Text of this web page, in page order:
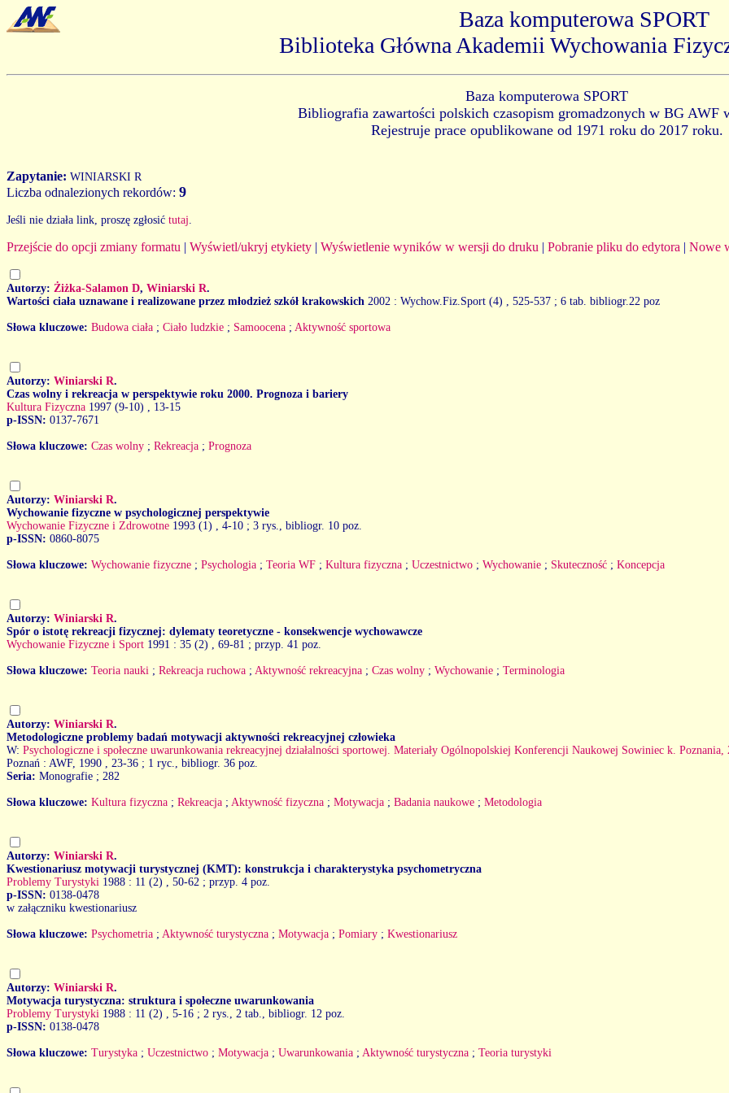
Baza komputerowa SPORT
Biblioteka Główna Akademii Wychowania
Baza komputerowa SPORT
Bibliografia zawartości polskich czasopism gromadzonych w BG AWF
Rejestruje prace opublikowane od 1971 roku do 2017 roku.
Zapytanie: WINIARSKI R
Liczba odnalezionych rekordów: 9
Jeśli nie działa link, proszę zgłosić tutaj
Przejście do opcji zmiany formatu | Wyświetl/ukryj etykiety | Wyświetlenie wyników w wersji do druku | Pobranie pliku do edytora | Nowe
Autorzy: Żiżka-Salamon D, Winiarski R.
Wartości ciała uznawane i realizowane przez młodzież szkół krakowskich 2002 : Wychow.Fiz.Sport (4) , 525-537 ; 6 tab. bibliogr.22 poz
Słowa kluczowe: Budowa ciała ; Ciało ludzkie ; Samoocena ; Aktywność sportowa
Autorzy: Winiarski R.
Czas wolny i rekreacja w perspektywie roku 2000. Prognoza i bariery
Kultura Fizyczna 1997 (9-10)
, 13-15
p-ISSN: 0137-7671
Słowa kluczowe: Czas wolny ; Rekreacja ; Prognoza
Autorzy: Winiarski R.
Wychowanie fizyczne w psychologicznej perspektywie
Wychowanie Fizyczne i Zdrowotne 1993 (1)
, 4-10 ; 3 rys., bibliogr. 10 poz.
p-ISSN: 0860-8075
Słowa kluczowe: Wychowanie fizyczne ; Psychologia ; Teoria WF ; Kultura fizyczna ; Uczestnictwo ; Wychowanie ; Skuteczność ; Koncepcja
Autorzy: Winiarski R.
Spór o istotę rekreacji fizycznej: dylematy teoretyczne - konsekwencje wychowawcze
Wychowanie Fizyczne i Sport 1991 : 35 (2) , 69-81 ; przyp. 41 poz.
Słowa kluczowe: Teoria nauki ; Rekreacja ruchowa ; Aktywność rekreacyjna ; Czas wolny ; Wychowanie ; Terminologia
Autorzy: Winiarski R.
Metodologiczne problemy badań motywacji aktywności rekreacyjnej człowieka
W: Psychologiczne i społeczne uwarunkowania rekreacyjnej działalności sportowej. Materiały Ogólnopolskiej Konferencji Naukowej Sowiniec k. Poznania,
Poznań : AWF, 1990
, 23-36 ; 1 ryc., bibliogr. 36 poz.
Seria: Monografie ; 282
Słowa kluczowe: Kultura fizyczna ; Rekreacja ; Aktywność fizyczna ; Motywacja ; Badania naukowe ; Metodologia
Autorzy: Winiarski R.
Kwestionariusz motywacji turystycznej (KMT): konstrukcja i charakterystyka psychometryczna
Problemy Turystyki 1988 : 11 (2)
, 50-62 ; przyp. 4 poz.
p-ISSN: 0138-0478
w załączniku kwestionariusz
Słowa kluczowe: Psychometria ; Aktywność turystyczna ; Motywacja ; Pomiary ; Kwestionariusz
Autorzy: Winiarski R.
Motywacja turystyczna: struktura i społeczne uwarunkowania
Problemy Turystyki 1988 : 11 (2)
, 5-16 ; 2 rys., 2 tab., bibliogr. 12 poz.
p-ISSN: 0138-0478
Słowa kluczowe: Turystyka ; Uczestnictwo ; Motywacja ; Uwarunkowania ; Aktywność turystyczna ; Teoria turystyki